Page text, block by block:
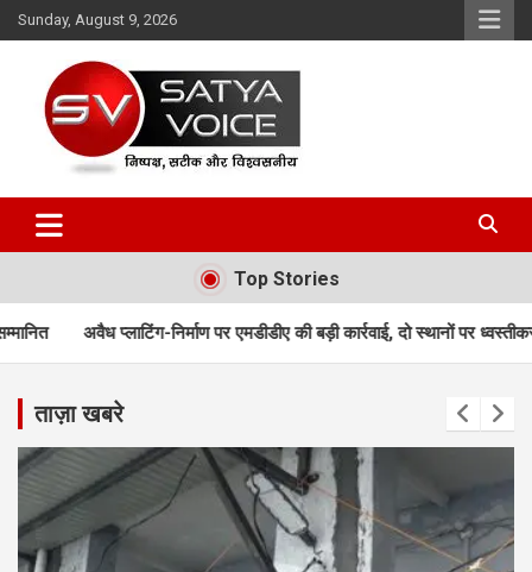
Skip
to
Sunday, August 9, 2026
Satya Voice
Top Stories
निर्माण पर एमडीडीए की बड़ी कार्रवाई, दो स्थानों पर ध्वस्तीकरण; मसूरी मार्ग पर
ताज़ा खबरे